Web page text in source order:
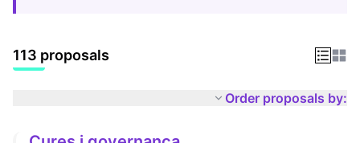
113 proposals
Order proposals by: